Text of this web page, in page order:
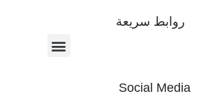
روابط سريعة
Social Media